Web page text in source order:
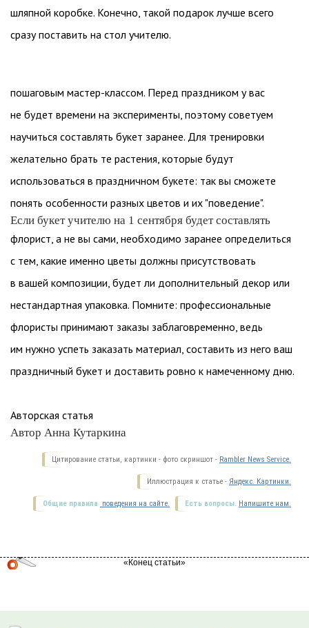
шляпной коробке. Конечно, такой подарок лучше всего
сразу поставить на стол учителю.
пошаговым мастер-классом. Перед праздником у вас
не будет времени на эксперименты, поэтому советуем
научиться составлять букет заранее. Для тренировки
желательно брать те растения, которые будут
использоваться в праздничном букете: так вы сможете
понять особенности разных цветов и их "поведение".
Если букет учителю на 1 сентября будет составлять
флорист, а не вы сами, необходимо заранее определиться
с тем, какие именно цветы должны присутствовать
в вашей композиции, будет ли дополнительный декор или
нестандартная упаковка. Помните: профессиональные
флористы принимают заказы заблаговременно, ведь
им нужно успеть заказать материал, составить из него ваш
праздничный букет и доставить ровно к намеченному дню.
Авторская статья
Автор Анна Кутаркина
Цитирование статьи, картинки - фото скриншот - Rambler News Service.
Иллюстрация к статье - Яндекс. Картинки.
Есть вопросы. Напишите нам.
Общие правила поведения на сайте.